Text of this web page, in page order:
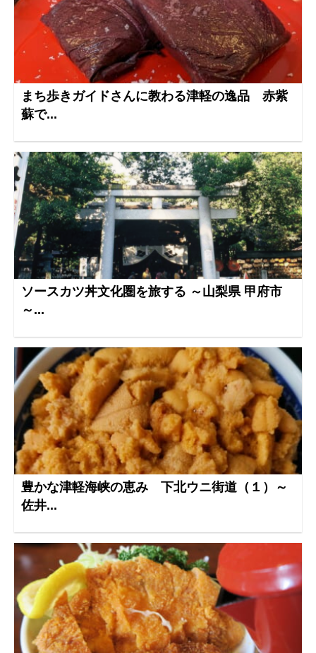
まち歩きガイドさんに教わる津軽の逸品 赤紫
蘇で...
ソースカツ丼文化圏を旅する ～山梨県 甲府市
～...
豊かな津軽海峡の恵み 下北ウニ街道（１）～
佐井...